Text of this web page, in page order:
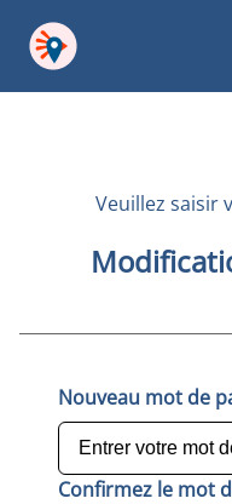
Veuillez saisir
Nouveau mot de
Confirmez le mot